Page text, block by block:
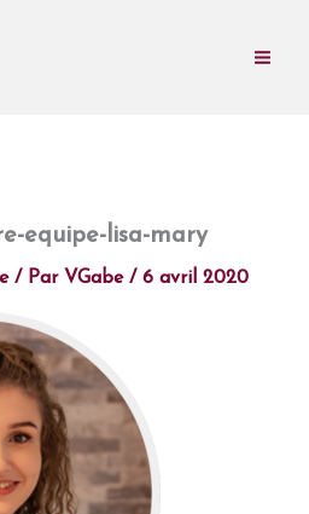
equipe-lisa-mary
/ Par VGabe / 6 avril 2020